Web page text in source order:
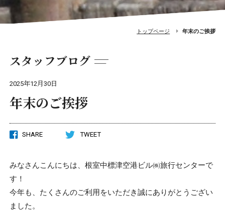
トップページ 年末のご挨拶
スタッフブログ
2025年12月30日
年末のご挨拶
SHARE TWEET
みなさんこんにちは、根室中標津空港ビル㈱旅行センターで
す！
今年も、たくさんのご利用をいただき誠にありがとうござい
ました。